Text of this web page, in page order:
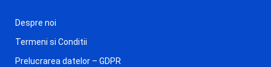
Despre noi
Termeni si Conditii
Prelucrarea datelor – GDPR